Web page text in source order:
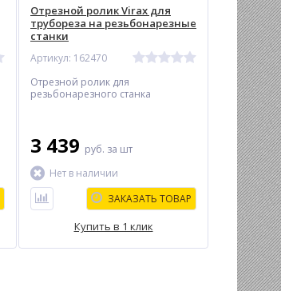
Отрезной ролик Virax для
трубореза на резьбонарезные
станки
Артикул: 162470
Отрезной ролик для
резьбонарезного станка
3 439 руб. за шт
Нет в наличии
ЗАКАЗАТЬ ТОВАР
Купить в 1 клик